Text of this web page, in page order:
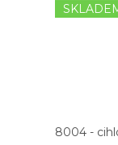
8004 -